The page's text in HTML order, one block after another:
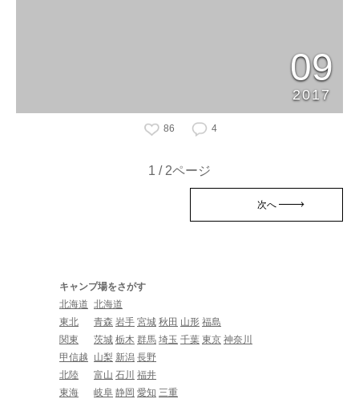
09
2017
86 4
1 / 2ページ
次へ
キャンプ場をさがす
北海道 北海道
東北
青森 岩手 宮城 秋田 山形 福島
関東
茨城 栃木 群馬 埼玉 千葉 東京 神奈川
甲信越
山梨 新潟 長野
北陸
富山 石川 福井
東海
岐阜 静岡 愛知 三重